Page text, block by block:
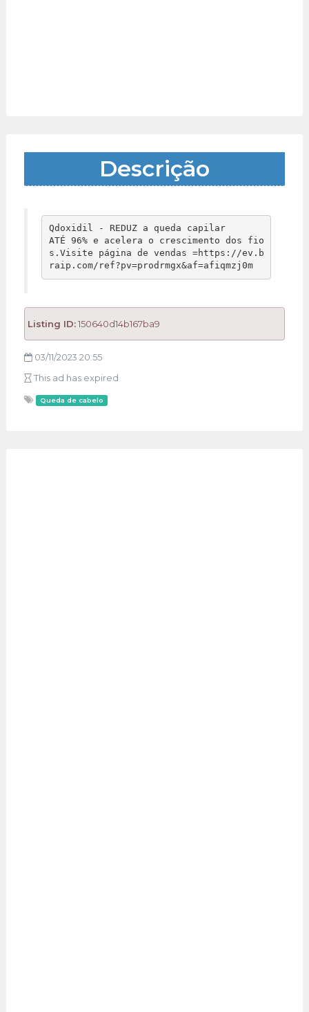
Descrição
Qdoxidil - REDUZ a queda capilar
ATÉ 96% e acelera o crescimento dos fio
s.Visite página de vendas =https://ev.b
raip.com/ref?pv=prodrmgx&af=afiqmzj0m
Listing ID:150640d14b167ba9
03/11/2023 20:55
This ad has expired
Queda de cabelo